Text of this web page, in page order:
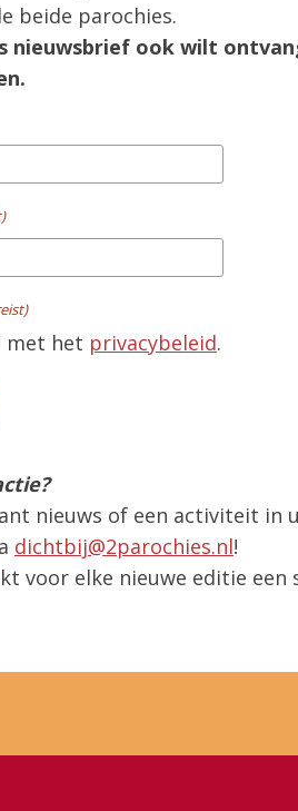
beide parochies.
nieuwsbrief ook wilt
met het privacybeleid.
nieuws of een activiteit in
dichtbij@2parochies.nl!
voor elke nieuwe editie een